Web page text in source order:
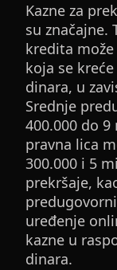
Kazne za
su značajne.
kredita
koja se
dinara, u
Srednje
400.000 do
pravna lica
300.000 i 5
prekršaje,
uređenje
kazne u
dinara.